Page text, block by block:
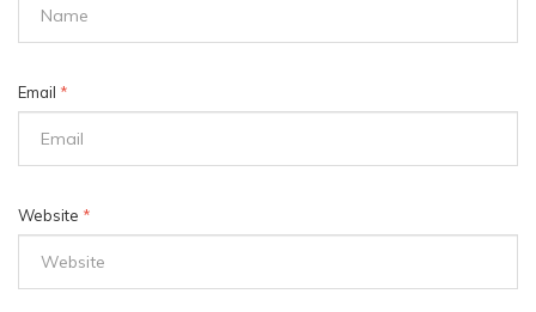
Email *
Website *